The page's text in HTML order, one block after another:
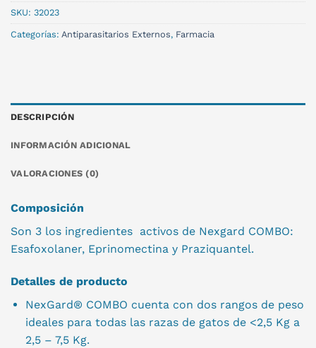
SKU: 32023
Categorías: Antiparasitarios Externos, Farmacia
DESCRIPCIÓN
INFORMACIÓN ADICIONAL
VALORACIONES (0)
Composición
Son 3 los ingredientes activos de Nexgard COMBO:
Esafoxolaner, Eprinomectina y Praziquantel.
Detalles de producto
NexGard® COMBO cuenta con dos rangos de peso
ideales para todas las razas de gatos de <2,5 Kg a
2,5 – 7,5 Kg.